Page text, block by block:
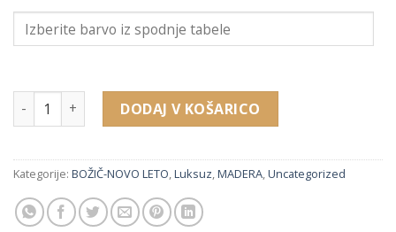
13830 embalaža za zapestnico, uro (245 x 50 x 25 mm)
DODAJ V KOŠARICO
Kategorije: BOŽIČ-NOVO LETO Luksuz MADERA Uncategorized